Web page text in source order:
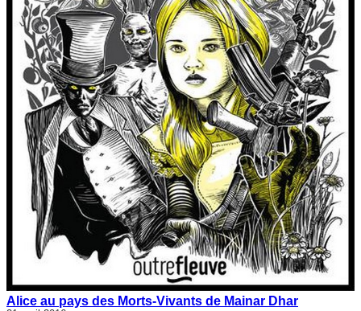
Alice au pays des Morts-Vivants de Mainar Dhar